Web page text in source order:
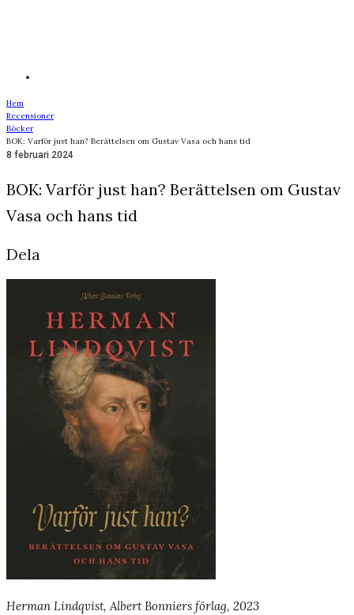
Hem
Recensioner
Böcker
BOK: Varför just han? Berättelsen om Gustav Vasa och hans tid
8 februari 2024
BOK: Varför just han? Berättelsen om Gustav
Vasa och hans tid
Dela
Herman Lindqvist, Albert Bonniers förlag, 2023